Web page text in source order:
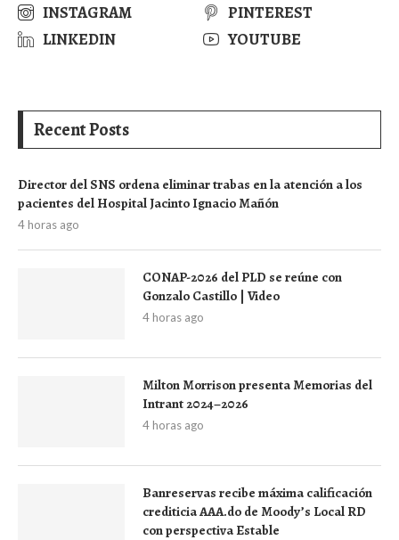
INSTAGRAM
PINTEREST
LINKEDIN
YOUTUBE
Recent Posts
Director del SNS ordena eliminar trabas en la atención a los
pacientes del Hospital Jacinto Ignacio Mañón
4 horas ago
CONAP-2026 del PLD se reúne con
Gonzalo Castillo | Video
4 horas ago
Milton Morrison presenta Memorias del
Intrant 2024–2026
4 horas ago
Banreservas recibe máxima calificación
crediticia AAA.do de Moody’s Local RD
con perspectiva Estable